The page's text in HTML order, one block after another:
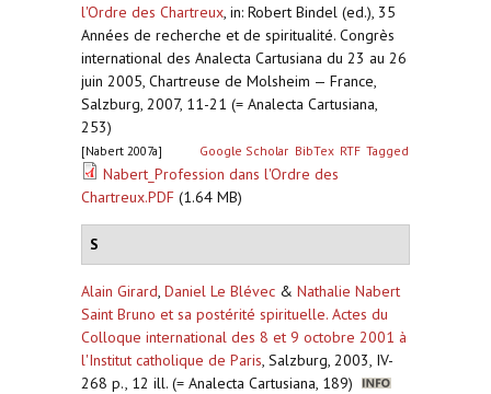
l'Ordre des Chartreux, in: Robert Bindel (ed.), 35
Années de recherche et de spiritualité. Congrès
international des Analecta Cartusiana du 23 au 26
juin 2005, Chartreuse de Molsheim — France,
Salzburg, 2007, 11-21 (= Analecta Cartusiana,
253)
[Nabert 2007a] Google Scholar BibTex RTF Tagged
Nabert_Profession dans l'Ordre des
Chartreux.PDF (1.64 MB)
S
Alain Girard, Daniel Le Blévec & Nathalie Nabert
Saint Bruno et sa postérité spirituelle. Actes du
Colloque international des 8 et 9 octobre 2001 à
l'Institut catholique de Paris, Salzburg, 2003, IV-
268 p., 12 ill. (= Analecta Cartusiana, 189)